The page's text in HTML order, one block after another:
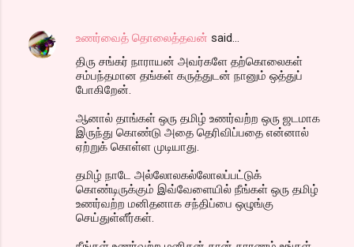
உணர்வைத் தொலைத்தவன் said…
திரு சங்கர் நாராயன் அவர்களே தற்கொலைகள்
சம்பந்தமான தங்கள் கருத்துடன் நானும் ஒத்துப்
போகிறேன்.
ஆனால் தாங்கள் ஒரு தமிழ் உணர்வற்ற ஒரு ஜடமாக
இருந்து கொண்டு அதை தெரிவிப்பதை என்னால்
ஏற்றுக் கொள்ள முடியாது.
தமிழ் நாடே அல்லோலகல்லோலப்பட்டுக்
கொண்டிருக்கும் இவ்வேளையில் நீங்கள் ஒரு தமிழ்
உணர்வற்ற மனிதனாக சந்திப்பை ஒழுங்கு
செய்துள்ளீர்கள்.